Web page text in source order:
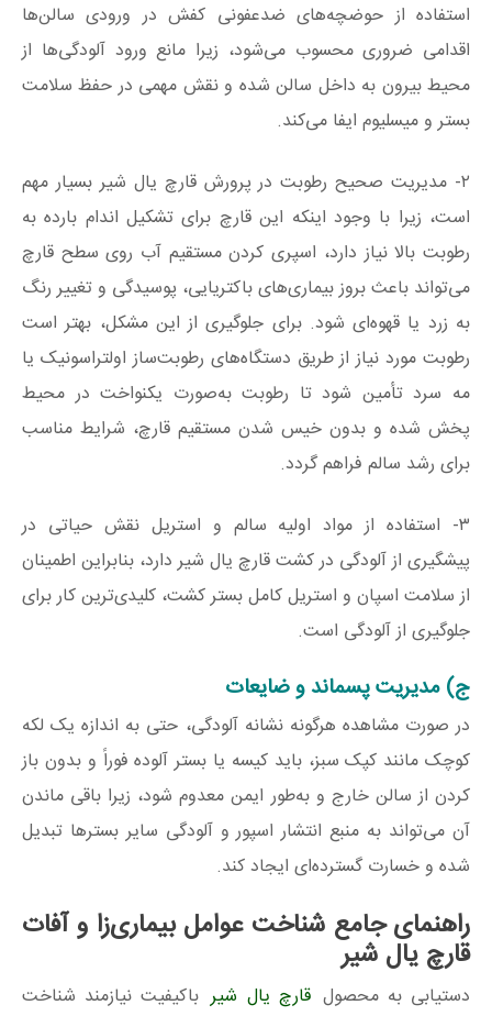
استفاده از حوضچه‌های ضدعفونی کفش در ورودی سالن‌ها
اقدامی ضروری محسوب می‌شود، زیرا مانع ورود آلودگی‌ها از
محیط بیرون به داخل سالن شده و نقش مهمی در حفظ سلامت
بستر و میسلیوم ایفا می‌کند.
۲- مدیریت صحیح رطوبت در پرورش قارچ یال شیر بسیار مهم
است، زیرا با وجود اینکه این قارچ برای تشکیل اندام بارده به
رطوبت بالا نیاز دارد، اسپری کردن مستقیم آب روی سطح قارچ
می‌تواند باعث بروز بیماری‌های باکتریایی، پوسیدگی و تغییر رنگ
به زرد یا قهوه‌ای شود. برای جلوگیری از این مشکل، بهتر است
رطوبت مورد نیاز از طریق دستگاه‌های رطوبت‌ساز اولتراسونیک یا
مه سرد تأمین شود تا رطوبت به‌صورت یکنواخت در محیط
پخش شده و بدون خیس شدن مستقیم قارچ، شرایط مناسب
برای رشد سالم فراهم گردد.
۳- استفاده از مواد اولیه سالم و استریل نقش حیاتی در
پیشگیری از آلودگی در کشت قارچ یال شیر دارد، بنابراین اطمینان
از سلامت اسپان و استریل کامل بستر کشت، کلیدی‌ترین کار برای
جلوگیری از آلودگی است.
ج) مدیریت پسماند و ضایعات
در صورت مشاهده هرگونه نشانه آلودگی، حتی به اندازه یک لکه
کوچک مانند کپک سبز، باید کیسه یا بستر آلوده فوراً و بدون باز
کردن از سالن خارج و به‌طور ایمن معدوم شود، زیرا باقی ماندن
آن می‌تواند به منبع انتشار اسپور و آلودگی سایر بسترها تبدیل
شده و خسارت گسترده‌ای ایجاد کند.
راهنمای جامع شناخت عوامل بیماری‌زا و آفات
قارچ یال شیر
دستیابی به محصول قارچ یال شیر باکیفیت نیازمند شناخت